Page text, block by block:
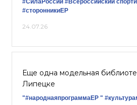
#СилаРоссии #Всероссийский
#сторонникиЕР
24.07.26
Еще одна модельная
Липецке
"#народнаяпрограммаЕР "